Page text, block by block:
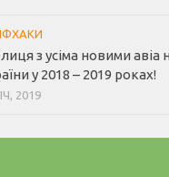
з усіма новими авіа
у 2018 – 2019 роках!
2019